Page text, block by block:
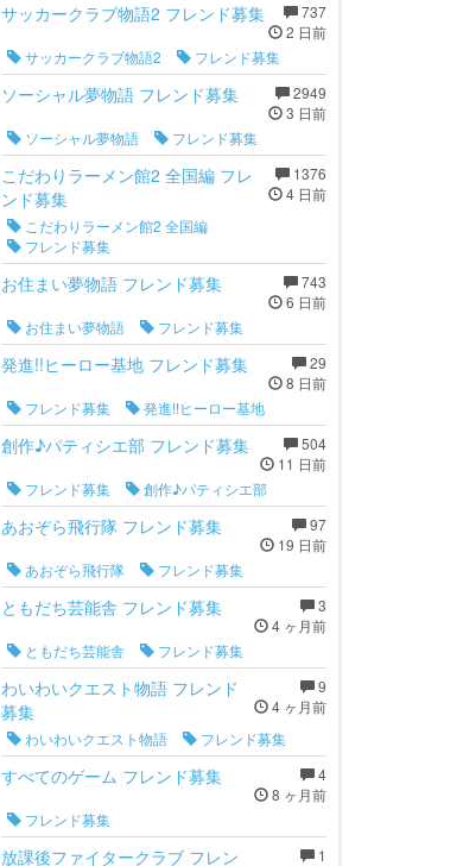
737
2 日前
サッカークラブ物語2 フレンド募集
サッカークラブ物語2
フレンド募集
2949
3 日前
ソーシャル夢物語 フレンド募集
ソーシャル夢物語
フレンド募集
1376
4 日前
こだわりラーメン館2 全国編 フレ
ンド募集
こだわりラーメン館2 全国編
フレンド募集
743
6 日前
お住まい夢物語 フレンド募集
お住まい夢物語
フレンド募集
29
8 日前
発進!!ヒーロー基地 フレンド募集
フレンド募集
発進!!ヒーロー基地
504
11 日前
創作♪パティシエ部 フレンド募集
フレンド募集
創作♪パティシエ部
97
19 日前
あおぞら飛行隊 フレンド募集
あおぞら飛行隊
フレンド募集
3
4 ヶ月前
ともだち芸能舎 フレンド募集
ともだち芸能舎
フレンド募集
9
4 ヶ月前
わいわいクエスト物語 フレンド
募集
わいわいクエスト物語
フレンド募集
4
8 ヶ月前
すべてのゲーム フレンド募集
フレンド募集
1
放課後ファイタークラブ フレン